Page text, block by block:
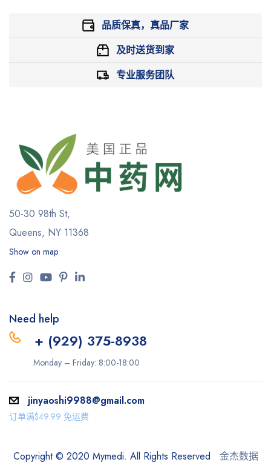
品质保真，真品厂家
及时送货到家
专业服务团队
50-30 98th St,
Queens, NY 11368
Show on map
Need help
+ (929) 375-8938
Monday – Friday: 8:00-18:00
jinyaoshi9988@gmail.com
订单满$49.99 免运费
Copyright © 2020 Mymedi. All Rights Reserved 金杰数据